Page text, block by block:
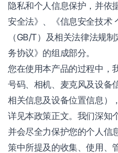
隐私和个人信息保护，并依
安全法》、《信息安全技术
（GB/T）及相关法律法规
务协议》的组成部分。
您在使用本产品的过程中，
号码、相机、麦克风及设备
相关信息及设备位置信息）
详见本政策正文。我们深知
并会尽全力保护您的个人信
策中所提及的收集、使用、